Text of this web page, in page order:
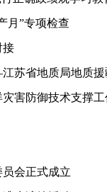
月”专项检查
接
苏省地质局地质援
害防御技术支撑工
会正式成立